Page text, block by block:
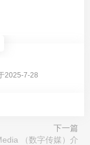
2025-7-28
下一篇
（数字传媒）介